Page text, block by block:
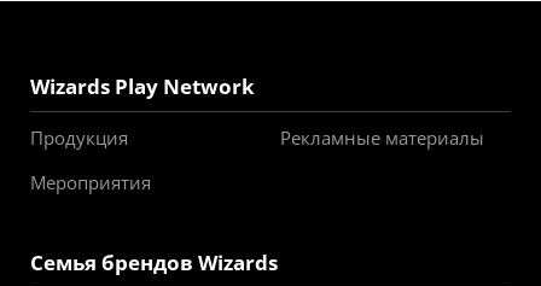
Wizards Play Network
Продукция
Рекламные материалы
Мероприятия
Семья брендов Wizards